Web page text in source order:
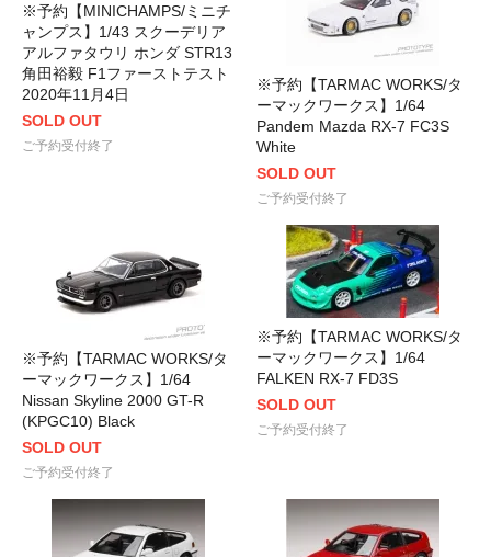
※予約【MINICHAMPS/ミニチ
ャンプス】1/43 スクーデリア
アルファタウリ ホンダ STR13
角田裕毅 F1ファーストテスト
2020年11月4日
SOLD OUT
ご予約受付終了
※予約【TARMAC WORKS/タ
ーマックワークス】1/64
Pandem Mazda RX-7 FC3S
White
SOLD OUT
ご予約受付終了
※予約【TARMAC WORKS/タ
ーマックワークス】1/64
Nissan Skyline 2000 GT-R
(KPGC10) Black
SOLD OUT
ご予約受付終了
※予約【TARMAC WORKS/タ
ーマックワークス】1/64
FALKEN RX-7 FD3S
SOLD OUT
ご予約受付終了